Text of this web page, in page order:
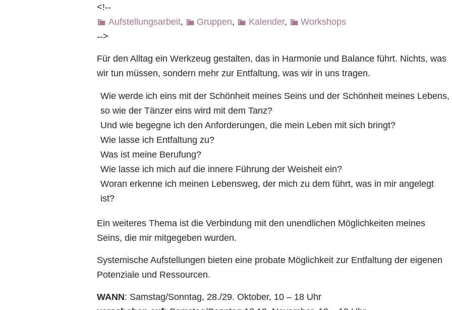
<!--
Aufstellungsarbeit, Gruppen, Kalender,
Workshops
-->
Für den Alltag ein Werkzeug gestalten, das in Harmonie und Balance führt. Nichts, was
wir tun müssen, sondern mehr zur Entfaltung, was wir in uns tragen.
Wie werde ich eins mit der Schönheit meines Seins und der Schönheit meines Lebens,
so wie der Tänzer eins wird mit dem Tanz?
Und wie begegne ich den Anforderungen, die mein Leben mit sich bringt?
Wie lasse ich Entfaltung zu?
Was ist meine Berufung?
Wie lasse ich mich auf die innere Führung der Weisheit ein?
Woran erkenne ich meinen Lebensweg, der mich zu dem führt, was in mir angelegt
ist?
Ein weiteres Thema ist die Verbindung mit den unendlichen Möglichkeiten meines
Seins, die mir mitgegeben wurden.
Systemische Aufstellungen bieten eine probate Möglichkeit zur Entfaltung der eigenen
Potenziale und Ressourcen.
WANN: Samstag/Sonntag, 28./29. Oktober, 10 – 18 Uhr